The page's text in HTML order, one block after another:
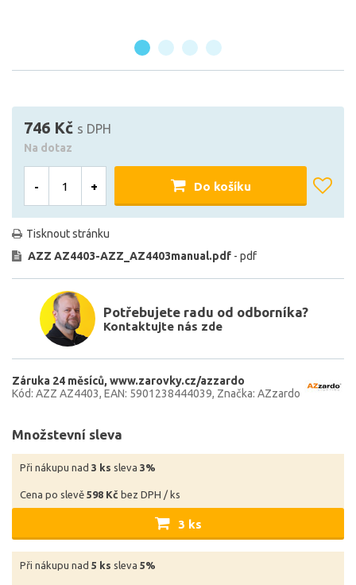
746 Kč s DPH
Na dotaz
- + Do košíku
Tisknout stránku
AZZ AZ4403-AZZ_AZ4403manual.pdf - pdf
Potřebujete radu od odborníka?
Kontaktujte nás zde
Záruka 24 měsíců www.zarovky.cz/azzardo
Kód: AZZ AZ4403 EAN: 5901238444039 Značka: AZzardo
Množstevní sleva
Při nákupu nad 3 ks sleva 3%
Cena po slevě 598 Kč bez DPH / ks
3 ks
Při nákupu nad 5 ks sleva 5%